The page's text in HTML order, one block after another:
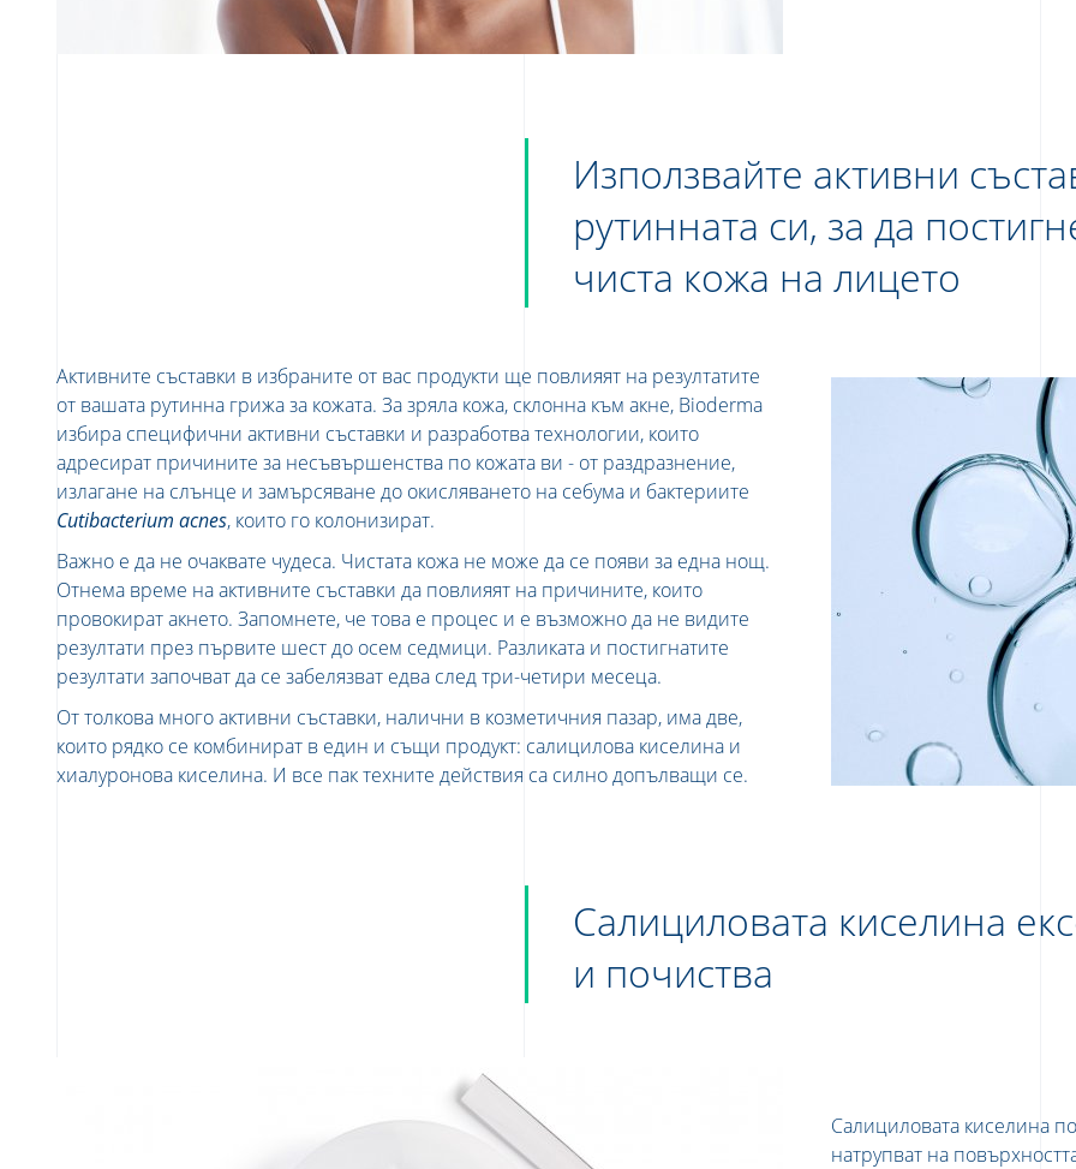
Използвайте активни
рутинната си, за да
чиста кожа на лицето
Активните съставки в избраните от вас продукти ще повлияят на резултатите
от вашата рутинна грижа за кожата. За зряла кожа, склонна към акне, Bioderma
избира специфични активни съставки и разработва технологии, които
адресират причините за несъвършенства по кожата ви - от раздразнение,
излагане на слънце и замърсяване до окисляването на себума и бактериите
Cutibacterium acnes, които го колонизират.
Важно е да не очаквате чудеса. Чистата кожа не може да се появи за една нощ.
Отнема време на активните съставки да повлияят на причините, които
провокират акнето. Запомнете, че това е процес и е възможно да не видите
резултати през първите шест до осем седмици. Разликата и постигнатите
резултати започват да се забелязват едва след три-четири месеца.
От толкова много активни съставки, налични в козметичния пазар, има две,
които рядко се комбинират в един и същи продукт: салицилова киселина и
хиалуронова киселина. И все пак техните действия са силно допълващи се.
Салициловата киселина
и почиства
Салициловата киселина
натрупват на